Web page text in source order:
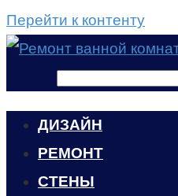
Перейти к контенту
ДИЗАЙН
РЕМОНТ
СТЕНЫ